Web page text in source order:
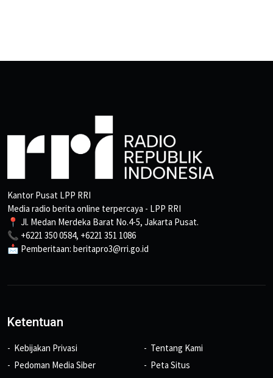
Kantor Pusat LPP RRI
Media radio berita online terpercaya - LPP RRI
📍 Jl. Medan Merdeka Barat No.4-5, Jakarta Pusat.
📞 +6221 350 0584, +6221 351 1086
📩 Pemberitaan: beritapro3@rri.go.id
Ketentuan
Kebijakan Privasi
Pedoman Media Siber
Tentang Kami
Peta Situs